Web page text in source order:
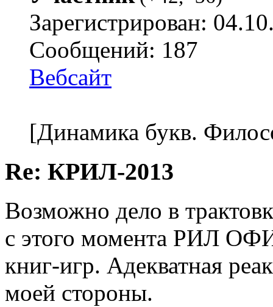
Зарегистрирован:
Сообщений: 187
Вебсайт
[Динамика букв.
Re: КРИЛ-2013
Возможно дело в
с этого момента РИЛ
книг-игр. Адекватная
моей стороны.